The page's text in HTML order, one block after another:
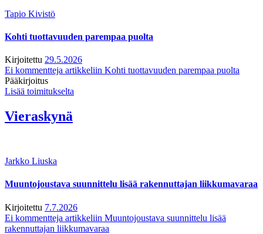
Tapio Kivistö
Kohti tuottavuuden parempaa puolta
Kirjoitettu 29.5.2026
Ei kommentteja artikkeliin Kohti tuottavuuden parempaa puolta
Pääkirjoitus
Lisää toimitukselta
Vieraskynä
Jarkko Liuska
Muuntojoustava suunnittelu lisää rakennuttajan liikkumavaraa
Kirjoitettu 7.7.2026
Ei kommentteja artikkeliin Muuntojoustava suunnittelu lisää
rakennuttajan liikkumavaraa